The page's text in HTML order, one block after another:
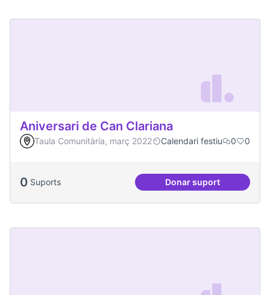
Aniversari de Can Clariana
Taula Comunitària, març 2022 Calendari festiu 0 0
0 Suports Donar suportAniversari de Can